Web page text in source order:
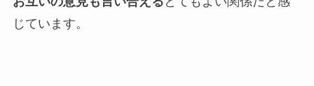
じています。